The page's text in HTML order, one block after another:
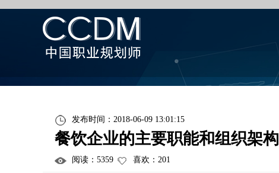
发布时间：2018-06-09 13:01:15
餐饮企业的主要职能和组织架构
阅读： 5359 喜欢： 201